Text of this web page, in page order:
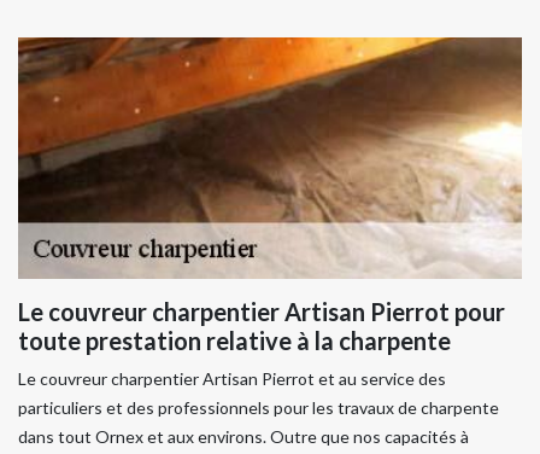
Le couvreur charpentier Artisan Pierrot pour
toute prestation relative à la charpente
Le couvreur charpentier Artisan Pierrot et au service des
particuliers et des professionnels pour les travaux de charpente
dans tout Ornex et aux environs. Outre que nos capacités à